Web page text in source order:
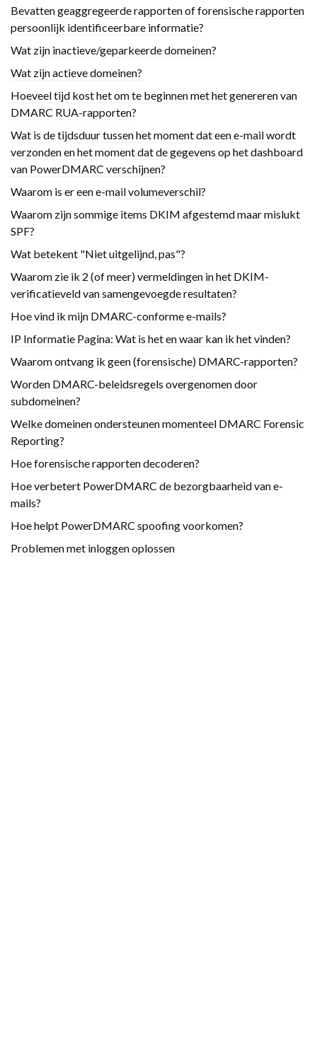
Bevatten geaggregeerde rapporten of forensische rapporten
persoonlijk identificeerbare informatie?
Wat zijn inactieve/geparkeerde domeinen?
Wat zijn actieve domeinen?
Hoeveel tijd kost het om te beginnen met het genereren van
DMARC RUA-rapporten?
Wat is de tijdsduur tussen het moment dat een e-mail wordt
verzonden en het moment dat de gegevens op het dashboard
van PowerDMARC verschijnen?
Waarom is er een e-mail volumeverschil?
Waarom zijn sommige items DKIM afgestemd maar mislukt
SPF?
Wat betekent "Niet uitgelijnd, pas"?
Waarom zie ik 2 (of meer) vermeldingen in het DKIM-
verificatieveld van samengevoegde resultaten?
Hoe vind ik mijn DMARC-conforme e-mails?
IP Informatie Pagina: Wat is het en waar kan ik het vinden?
Waarom ontvang ik geen (forensische) DMARC-rapporten?
Worden DMARC-beleidsregels overgenomen door
subdomeinen?
Welke domeinen ondersteunen momenteel DMARC Forensic
Reporting?
Hoe forensische rapporten decoderen?
Hoe verbetert PowerDMARC de bezorgbaarheid van e-
mails?
Hoe helpt PowerDMARC spoofing voorkomen?
Problemen met inloggen oplossen